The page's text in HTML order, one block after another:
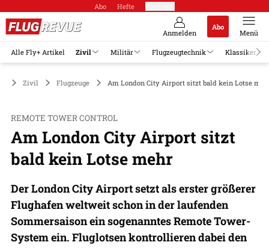
Abo Hefte
Anmelden
Abo
Menü
Alle Fly+ Artikel Zivil Militär Flugzeugtechnik Klassiker
Zivil Flugzeuge Am London City Airport sitzt bald kein Lotse
REMOTE TOWER CONTROL
Am London City Airport sitzt
bald kein Lotse mehr
Der London City Airport setzt als erster größerer
Flughafen weltweit schon in der laufenden
Sommersaison ein sogenanntes Remote Tower-
System ein. Fluglotsen kontrollieren dabei den